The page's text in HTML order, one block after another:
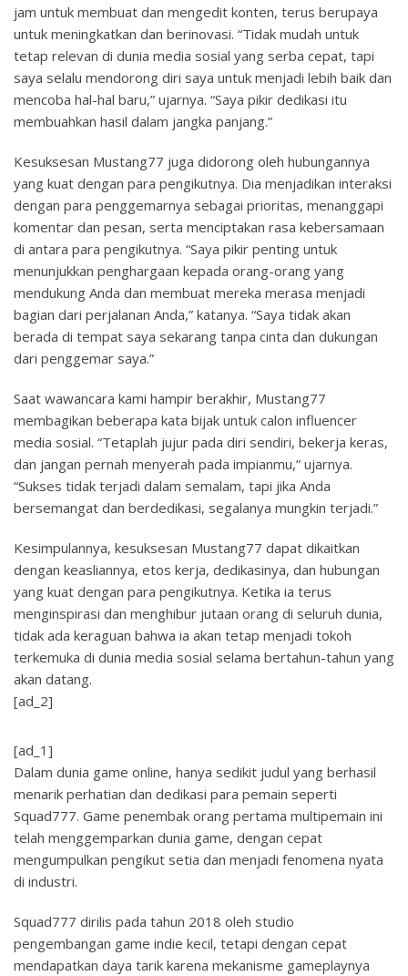
jam untuk membuat dan mengedit konten, terus berupaya
untuk meningkatkan dan berinovasi. “Tidak mudah untuk
tetap relevan di dunia media sosial yang serba cepat, tapi
saya selalu mendorong diri saya untuk menjadi lebih baik dan
mencoba hal-hal baru,” ujarnya. “Saya pikir dedikasi itu
membuahkan hasil dalam jangka panjang.”
Kesuksesan Mustang77 juga didorong oleh hubungannya
yang kuat dengan para pengikutnya. Dia menjadikan interaksi
dengan para penggemarnya sebagai prioritas, menanggapi
komentar dan pesan, serta menciptakan rasa kebersamaan
di antara para pengikutnya. “Saya pikir penting untuk
menunjukkan penghargaan kepada orang-orang yang
mendukung Anda dan membuat mereka merasa menjadi
bagian dari perjalanan Anda,” katanya. “Saya tidak akan
berada di tempat saya sekarang tanpa cinta dan dukungan
dari penggemar saya.”
Saat wawancara kami hampir berakhir, Mustang77
membagikan beberapa kata bijak untuk calon influencer
media sosial. “Tetaplah jujur ​​pada diri sendiri, bekerja keras,
dan jangan pernah menyerah pada impianmu,” ujarnya.
“Sukses tidak terjadi dalam semalam, tapi jika Anda
bersemangat dan berdedikasi, segalanya mungkin terjadi.”
Kesimpulannya, kesuksesan Mustang77 dapat dikaitkan
dengan keasliannya, etos kerja, dedikasinya, dan hubungan
yang kuat dengan para pengikutnya. Ketika ia terus
menginspirasi dan menghibur jutaan orang di seluruh dunia,
tidak ada keraguan bahwa ia akan tetap menjadi tokoh
terkemuka di dunia media sosial selama bertahun-tahun yang
akan datang.
[ad_2]
[ad_1]
Dalam dunia game online, hanya sedikit judul yang berhasil
menarik perhatian dan dedikasi para pemain seperti
Squad777. Game penembak orang pertama multipemain ini
telah menggemparkan dunia game, dengan cepat
mengumpulkan pengikut setia dan menjadi fenomena nyata
di industri.
Squad777 dirilis pada tahun 2018 oleh studio
pengembangan game indie kecil, tetapi dengan cepat
mendapatkan daya tarik karena mekanisme gameplaynya